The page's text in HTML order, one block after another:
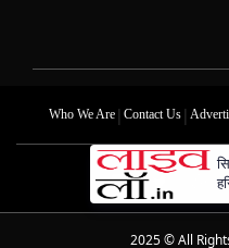
Who We Are| Contact Us|
2025 © All